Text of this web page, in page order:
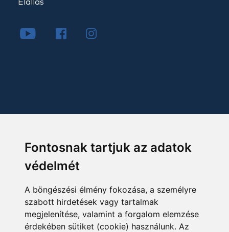
Fontosnak tartjuk az adatok
védelmét
A böngészési élmény fokozása, a személyre
szabott hirdetések vagy tartalmak
megjelenítése, valamint a forgalom elemzése
érdekében sütiket (cookie) használunk. Az
Elállás